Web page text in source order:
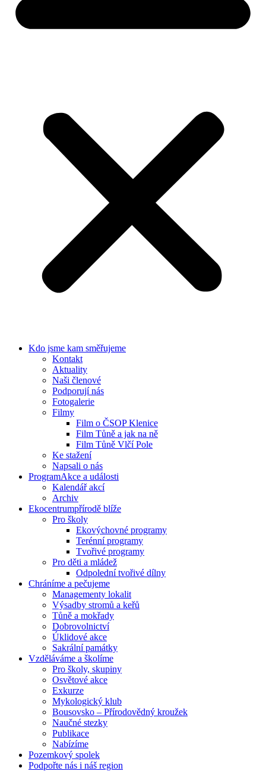
Kdo jsme kam směřujeme
Kontakt
Aktuality
Naši členové
Podporují nás
Fotogalerie
Filmy
Film o ČSOP Klenice
Film Tůně a jak na ně
Film Tůně Vlčí Pole
Ke stažení
Napsali o nás
ProgramAkce a události
Kalendář akcí
Archiv
Ekocentrumpřírodě blíže
Pro školy
Ekovýchovné programy
Terénní programy
Tvořivé programy
Pro děti a mládež
Odpolední tvořivé dílny
Chráníme a pečujeme
Managementy lokalit
Výsadby stromů a keřů
Tůně a mokřady
Dobrovolnictví
Úklidové akce
Sakrální památky
Vzděláváme a školíme
Pro školy, skupiny
Osvětové akce
Exkurze
Mykologický klub
Bousovsko – Přírodovědný kroužek
Naučné stezky
Publikace
Nabízíme
Pozemkový spolek
Podpořte nás i náš region